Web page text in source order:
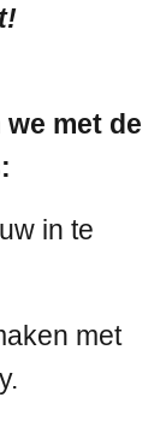
met de
in te
met